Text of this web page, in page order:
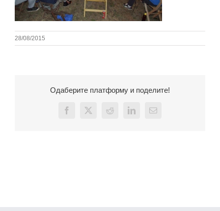
28/08/2015
Одаберите платформу и поделите!
Facebook
X Reddit LinkedInEmail